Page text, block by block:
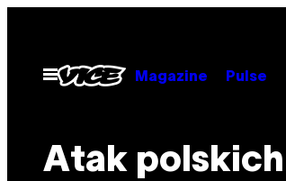
contentOpen
Menu
Magazine Pulse
Atak polskich